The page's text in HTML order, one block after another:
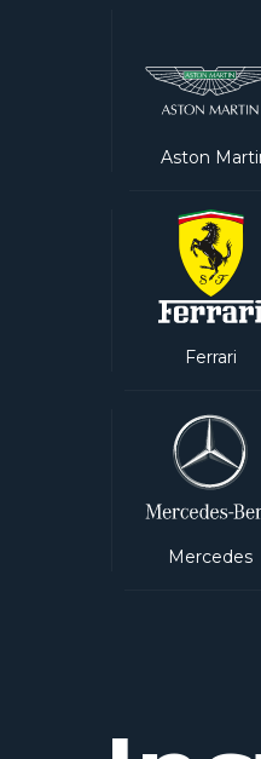
Mercedes
Aston
Ferrari